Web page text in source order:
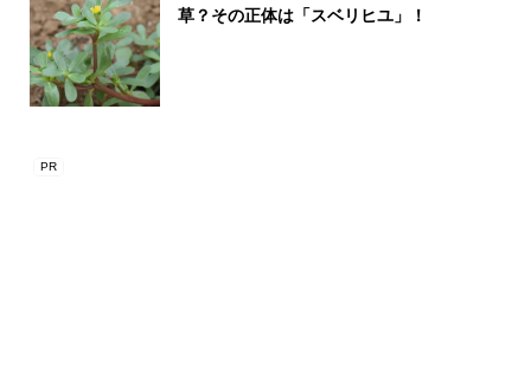
草？その正体は「スベリヒユ」！